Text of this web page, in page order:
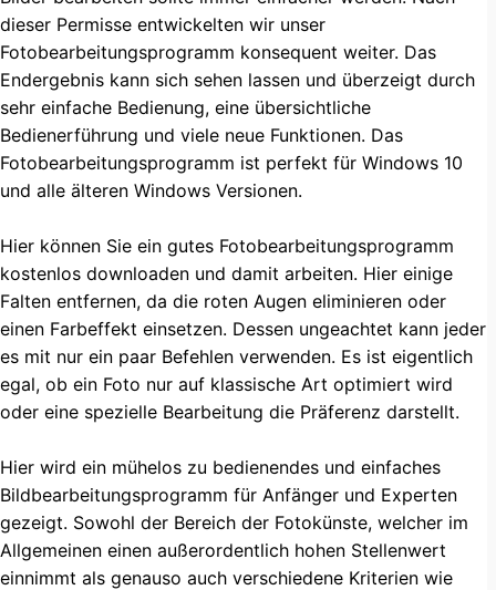
dieser Permisse entwickelten wir unser
Fotobearbeitungsprogramm konsequent weiter. Das
Endergebnis kann sich sehen lassen und überzeigt durch
sehr einfache Bedienung, eine übersichtliche
Bedienerführung und viele neue Funktionen. Das
Fotobearbeitungsprogramm ist perfekt für Windows 10
und alle älteren Windows Versionen.
Hier können Sie ein gutes Fotobearbeitungsprogramm
kostenlos downloaden und damit arbeiten. Hier einige
Falten entfernen, da die roten Augen eliminieren oder
einen Farbeffekt einsetzen. Dessen ungeachtet kann jeder
es mit nur ein paar Befehlen verwenden. Es ist eigentlich
egal, ob ein Foto nur auf klassische Art optimiert wird
oder eine spezielle Bearbeitung die Präferenz darstellt.
Hier wird ein mühelos zu bedienendes und einfaches
Bildbearbeitungsprogramm für Anfänger und Experten
gezeigt. Sowohl der Bereich der Fotokünste, welcher im
Allgemeinen einen außerordentlich hohen Stellenwert
einnimmt als genauso auch verschiedene Kriterien wie